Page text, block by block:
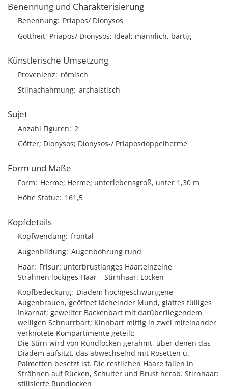
Benennung und Charakterisierung
Benennung Priapos/ Dionysos
Gottheit; Priapos/ Dionysos; Ideal; männlich, bärtig
Künstlerische Umsetzung
Provenienz
römisch
Stilnachahmung archaistisch
Sujet
Anzahl Figuren 2
Götter; Dionysos; Dionysos-/ Priaposdoppelherme
Form und Maße
Form
Herme; Herme; unterlebensgroß, unter 1,30 m
Höhe Statue 161,5
Kopfdetails
Kopfwendung frontal
Augenbildung Augenbohrung rund
Haar Frisur unterbrustlanges Haar;einzelne
Strähnen;lockiges Haar
Stirnhaar Locken
Kopfbedeckung Diadem hochgeschwungene
Augenbrauen, geöffnet lächelnder Mund, glattes fülliges
Inkarnat; gewellter Backenbart mit darüberliegendem
welligen Schnurrbart; Kinnbart mittig in zwei miteinander
verknotete Kompartimente geteilt;
Die Stirn wird von Rundlocken gerahmt, über denen das
Diadem aufsitzt, das abwechselnd mit Rosetten u.
Palmetten besetzt ist. Die restlichen Haare fallen in
Strähnen auf Rücken, Schulter und Brust herab. Stirnhaar:
stilisierte Rundlocken